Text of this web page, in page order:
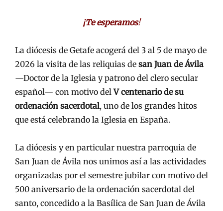
¡Te esperamos!
La diócesis de Getafe acogerá del 3 al 5 de mayo de
2026 la visita de las reliquias de san Juan de Ávila
—Doctor de la Iglesia y patrono del clero secular
español— con motivo delV centenario de su
ordenación sacerdotal, uno de los grandes hitos
que está celebrando la Iglesia en España.
La diócesis y en particular nuestra parroquia de
San Juan de Ávila nos unimos así a las actividades
organizadas por el semestre jubilar con motivo del
500 aniversario de la ordenación sacerdotal del
santo, concedido a la Basílica de San Juan de Ávila